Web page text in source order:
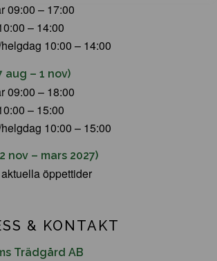
09:00 – 17:00
– 14:00
10:00 – 14:00
aug – 1 nov)
09:00 – 18:00
– 15:00
10:00 – 15:00
nov – mars 2027)
öppettider
& KONTAKT
Trädgård AB